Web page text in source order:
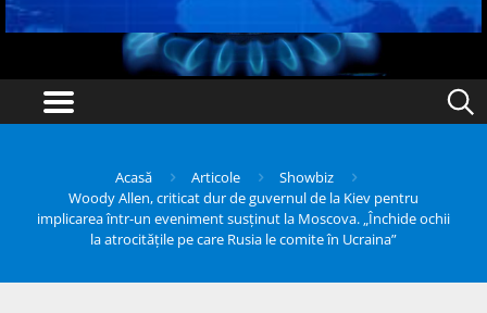
Acasă Articole
Showbiz
Woody Allen, criticat dur de guvernul de la Kiev pentru
implicarea într-un eveniment susţinut la Moscova. „Închide ochii
la atrocităţile pe care Rusia le comite în Ucraina”